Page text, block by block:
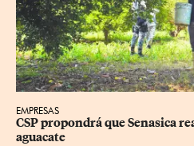
EMPRESAS
CSP propondrá que Senasica
aguacate